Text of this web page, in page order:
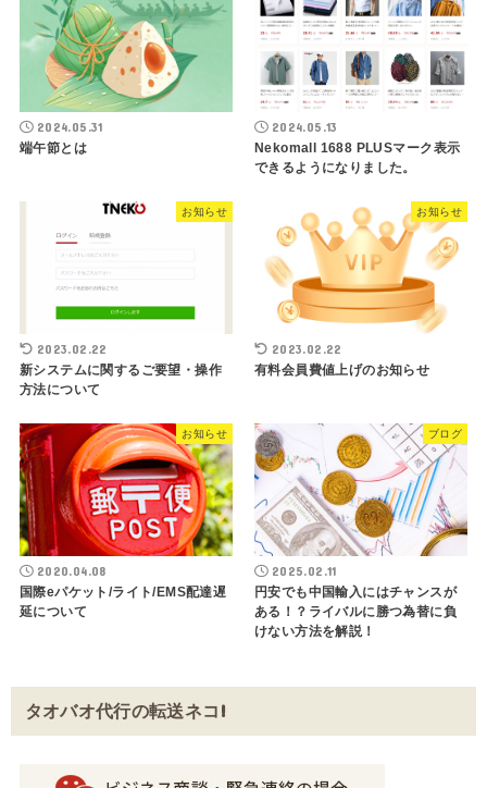
2024.05.31
端午節とは
2024.05.13
Nekomall 1688 PLUSマーク表示
できるようになりました。
お知らせ
2023.02.22
新システムに関するご要望・操作
方法について
お知らせ
2023.02.22
有料会員費値上げのお知らせ
お知らせ
2020.04.08
国際eパケット/ライト/EMS配達遅
延について
ブログ
2025.02.11
円安でも中国輸入にはチャンスが
ある！？ライバルに勝つ為替に負
けない方法を解説！
タオバオ代行の転送ネコ!